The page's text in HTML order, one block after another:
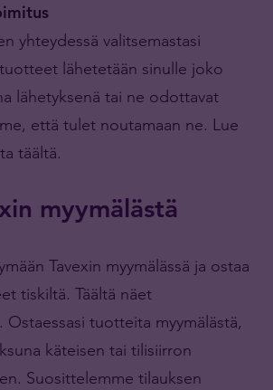
yhteydessä valitsemastasi
lähetetään sinulle joko
lähetyksenä tai ne odottavat
että tulet noutamaan ne. Lue
täältä.
myymälästä
Tavexin myymälässä ja ostaa
tiskiltä. Täältä näet
Ostaessasi tuotteita myymälästä,
käteisen tai tilisiirron
Suosittelemme tilauksen